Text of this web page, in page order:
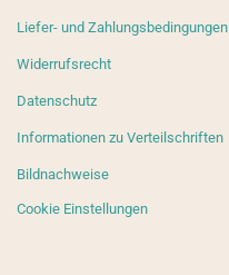
Liefer- und Zahlungsbedingungen
Widerrufsrecht
Datenschutz
Informationen zu Verteilschriften
Bildnachweise
Cookie Einstellungen